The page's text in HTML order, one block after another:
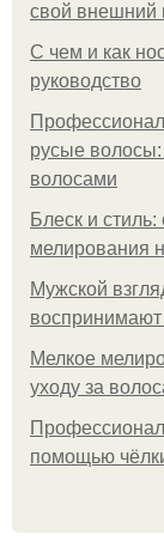
свой внешний
С чем и как
руководство
русые волосы:
волосами
Блеск и
мелирования
Мужской
Мелкое
уходу за
помощью